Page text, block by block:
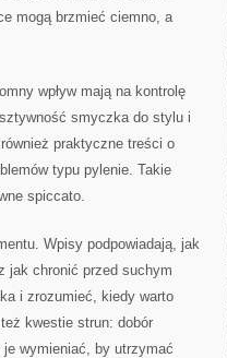
mogą brzmieć ciemno, a
wpływ mają na kontrolę
smyczka do stylu i
praktyczne treści o
typu pylenie. Takie
spiccato.
Wpisy podpowiadają, jak
jak chronić przed suchym
i zrozumieć, kiedy warto
kwestie strun: dobór
je wymieniać, by utrzymać